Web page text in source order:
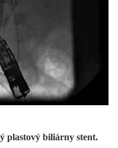
plastový biliárny stent.